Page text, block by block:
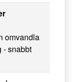
omvandla
- snabbt